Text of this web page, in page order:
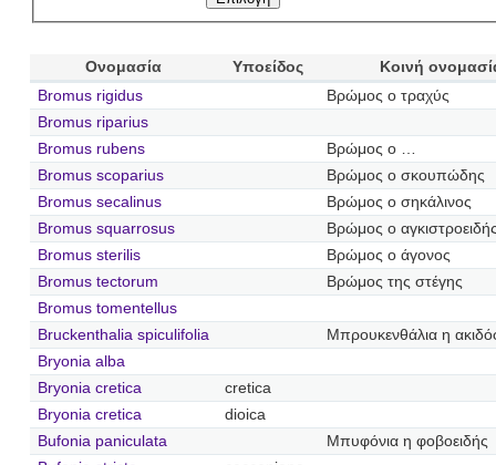
Ονομασία Υποείδος
Κοινή
Bromus rigidus
Βρώμος ο τραχύς
Bromus riparius
Bromus rubens
Βρώμος ο …
Bromus scoparius
Βρώμος ο σκουπώδης
Bromus secalinus
Βρώμος ο σηκάλινος
Bromus squarrosus
Βρώμος ο
Bromus sterilis
Βρώμος ο άγονος
Bromus tectorum
Βρώμος της στέγης
Bromus tomentellus
Bruckenthalia spiculifolia
Μπρουκενθάλια η
Bryonia alba
Bryonia cretica
cretica
Bryonia cretica
dioica
Bufonia paniculata
Μπυφόνια η φοβοειδής